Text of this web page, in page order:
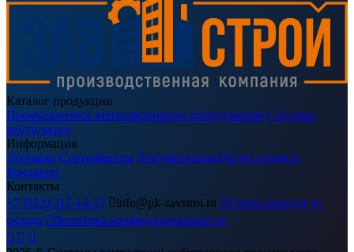
Каталог продукции
Промышленное вентиляционное оборудование Системы
вентиляции
Информация
Доставка Сертификаты Документация Расчет проекта
Контакты
Контакты
+7 (812) 317-14-15  info@pk-zavstroi.ru Схема проезда до
склада Политика конфиденциальности
  